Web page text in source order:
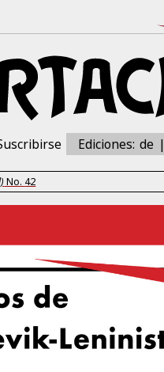
Ediciones: de
No. 42